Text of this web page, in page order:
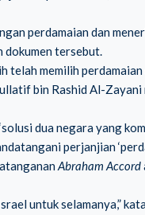
perdamaian dan
dokumen tersebut.
telah memilih
bin Rashid Al-
dua negara yang
perjanjian
Abraham Accord
untuk selamanya,”